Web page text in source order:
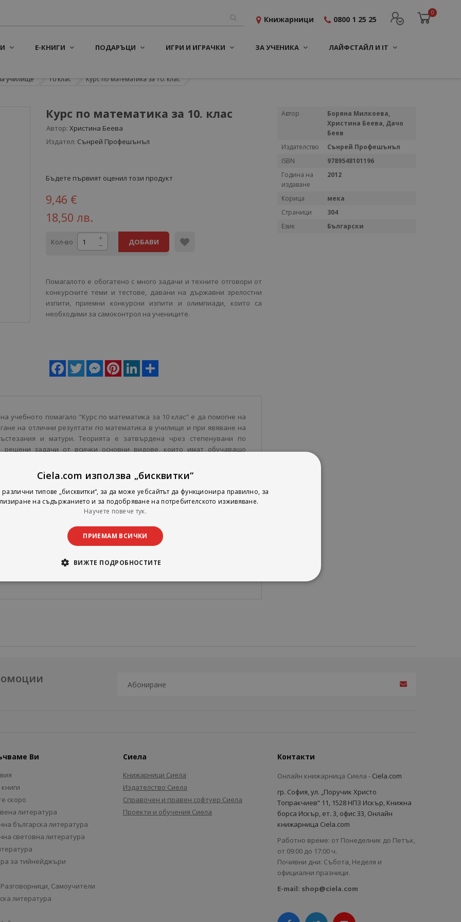
0
Книжарници 0800 1 25 25
Е-КНИГИ ПОДАРЪЦИ ИГРИ И ИГРАЧКИ ЗА УЧЕНИКА ЛАЙФСТАЙЛ И IT
училище 10 клас Курс по математика за 10. клас
Курс по математика за 10. клас
Автор: Христина Беева
Издател: Сънрей Профешънъл
Бъдете първият оценил този продукт
9,46 €
18,50 лв.
Кол-во ДОБАВИ
Помагалото е обогатено с много задачи и техните отговори от
конкурсните теми и тестове, давани на държавни зрелостни
изпити, приемни конкурсни изпити и олимпиади, които са
необходими за самоконтрол на учениците.
Facebook
Twitter MessengerPinterestLinkedIn
учебното помагало "Курс по математика за 10 клас" е да помогне на
на отлични резултати по математика в училище и при явяване на
и матури. Теорията е затвърдена чрез степенувани по
решени задачи от всички основни видове, които имат обучаващо
по номер съответствува нерешена задача за самостоятелна
всеки раздел има тестове с по 10 основни задачи, които ще улеснят
му.
признателност на рецензентите - ст.н.с. I ст. д.п.н. Йордан Табов, г-
и на издателя инж. Стоян Беев за голямото им старание и ценни
Повече
Автор
Борянa Милкоева,
Христина Беева, Дачо
Беев
Издателство
Сънрей Профешънъл
ISBN
9789548101196
Година на
издаване
2012
Корица
мека
Страници
304
Език
Български
Ви
скоро
литература
българска литература
световна литература
за тийнейджъри
Самоучители
литература
Сиела
Книжарници Сиела
Издателство Сиела
Справочен и правен софтуер Сиела
Проекти и обучения Сиела
Контакти
Онлайн книжарница Сиела - Ciela.com
гр. София, ул. „Поручик Христо
Топракчиев“ 11, 1528 НПЗ Искър, Книжна
борса Искър, ет. 3, офис 33, Онлайн
книжарница Ciela.com
Работно време: от Понеделник до Петък,
от 09:00 до 17:00 ч.
Почивни дни: Събота, Неделя и
официални празници.
E-mail: shop@ciela.com
Ciela.com използва „бисквитки“
типове „бисквитки“, за да може уебсайтът да функционира правилно, за
на съдържанието и за подобряване на потребителското изживяване.
Научете повече тук.
ПРИЕМАМ ВСИЧКИ
ВИЖТЕ ПОДРОБНОСТИТЕ